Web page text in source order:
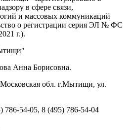
в сфере связи,
и массовых коммуникаций
о регистрации серия ЭЛ № ФС
г.).
Анна Борисовна.
обл. г.Мытищи, ул.
786-54-05, 8 (495) 786-54-04